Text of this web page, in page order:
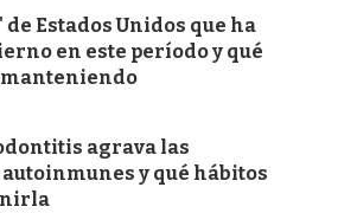
Estados Unidos que ha
en este período y qué
manteniendo
agrava las
y qué hábitos